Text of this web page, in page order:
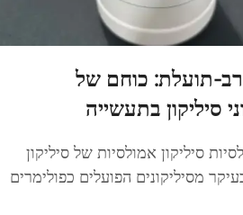
תועלת: כוחם של
סיליקון בתעשייה
סיליקון אמולסיות של סיליקון
מסיליקונים הפועלים כפולימרים